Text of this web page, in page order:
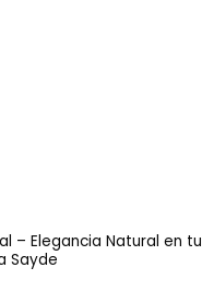
– Elegancia Natural en tu
Sayde